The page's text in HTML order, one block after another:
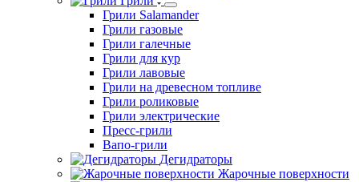
Грили Salamander
Грили газовые
Грили галечные
Грили для кур
Грили лавовые
Грили на древесном топливе
Грили роликовые
Грили электрические
Пресс-грили
Вапо-грили
Дегидраторы
Жарочные поверхности